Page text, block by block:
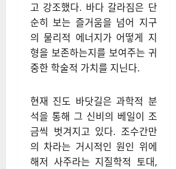
고 강조했다. 바다 갈라짐은 단
순히 보는 즐거움을 넘어 지구
의 물리적 에너지가 어떻게 지
형을 보존하는지를 보여주는 귀
중한 학술적 가치를 지닌다.
현재 진도 바닷길은 과학적 분
석을 통해 그 신비의 베일이 조
금씩 벗겨지고 있다. 조수간만
의 차라는 거시적인 원인 위에
해저 사주라는 지질학적 토대,